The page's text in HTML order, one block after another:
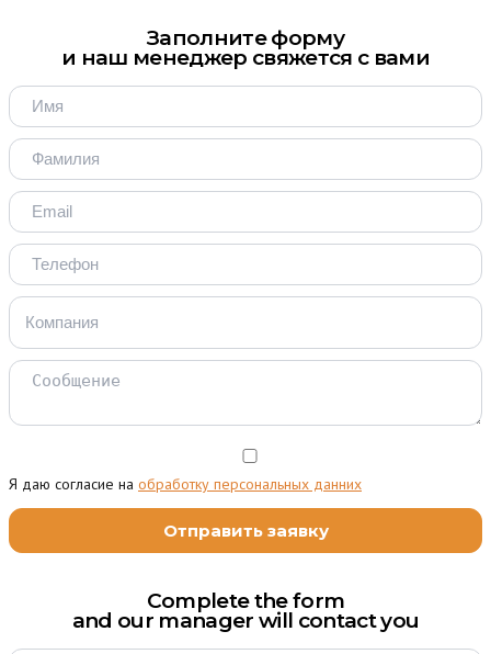
Заполните форму
и наш менеджер свяжется с вами
Я даю согласие на обработку персональных данних
Complete the form
and our manager will contact you